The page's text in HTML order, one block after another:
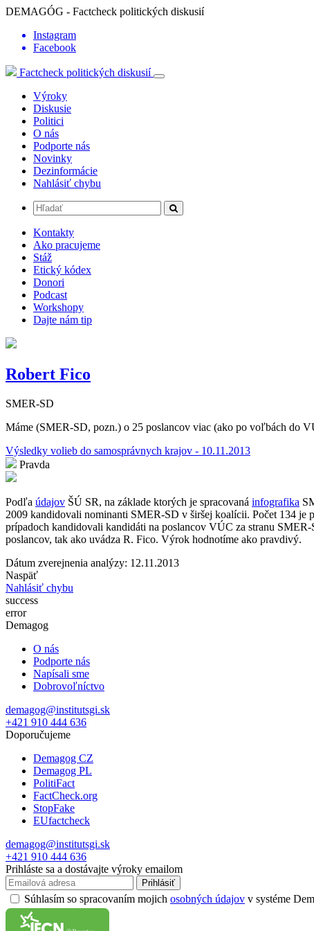
DEMAGÓG - Factcheck politických diskusií
Instagram
Facebook
Factcheck politických diskusií
Výroky
Diskusie
Politici
O nás
Podporte nás
Novinky
Dezinformácie
Nahlásiť chybu
Kontakty
Ako pracujeme
Stáž
Etický kódex
Donori
Podcast
Workshopy
Dajte nám tip
Robert Fico
SMER-SD
Máme (SMER-SD, pozn.) o 25 poslancov viac (ako po voľbách do
Výsledky volieb do samosprávnych krajov - 10.11.2013
Pravda
Podľa údajov ŠÚ SR, na základe ktorých je spracovaná infografika
2009 kandidovali nominanti SMER-SD v širšej koalícii. Počet 134
prípadoch kandidovali kandidáti na poslancov VÚC za stranu
poslancov, tak ako uvádza R. Fico. Výrok hodnotíme ako pravdivý.
Dátum zverejnenia analýzy: 12.11.2013
Naspäť
Nahlásiť chybu
success
error
Demagog
O nás
Podporte nás
Napísali sme
Dobrovoľníctvo
demagog@institutsgi.sk
+421 910 444 636
Doporučujeme
Demagog CZ
Demagog PL
PolitiFact
FactCheck.org
StopFake
EUfactcheck
demagog@institutsgi.sk
+421 910 444 636
Prihláste sa a dostávajte výroky emailom
Prihlásiť
Súhlasím so spracovaním mojich osobných údajov v systéme